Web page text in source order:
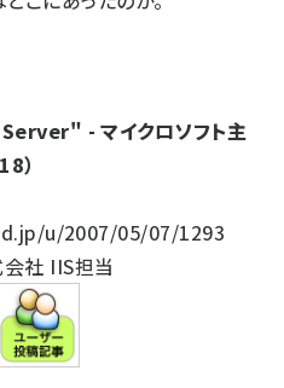
- マイクロソフト主
）
u/2007/05/07/1293
会社 IIS担当